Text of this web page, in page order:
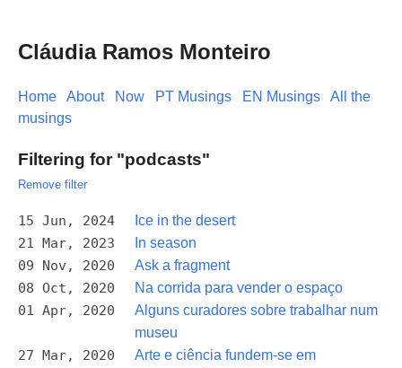
Cláudia Ramos Monteiro
Home About Now PT Musings EN Musings
All the
musings
Filtering for "podcasts"
Remove filter
15 Jun, 2024 Ice in the desert
21 Mar, 2023 In season
09 Nov, 2020 Ask a fragment
08 Oct, 2020 Na corrida para vender o espaço
01 Apr, 2020
Alguns curadores sobre trabalhar num
museu
27 Mar, 2020
Arte e ciência fundem-se em